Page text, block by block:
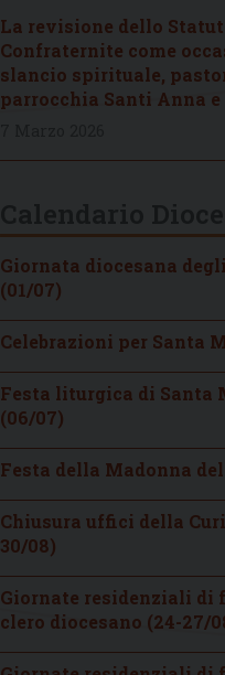
La revisione dello
Confraternite come
slancio spirituale,
parrocchia Santi Anna
Giornata diocesana
(01/07)
Celebrazioni per Santa
Festa liturgica di Santa
(06/07)
Festa della Madonna
Chiusura uffici della
30/08)
Giornate residenziali di
clero diocesano (24-27/